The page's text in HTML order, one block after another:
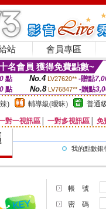
站 會員專區
名會員 獲得免費點數~
點 No.4 LV27620** -贈點
點 No.8 LV76847** -贈點
) 輔導級(曖昧) 普通
對一視訊區 一對多視訊區 免
我的點數銀
帳 號
密 碼